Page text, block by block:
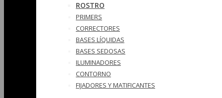
ROSTRO
PRIMERS
CORRECTORES
BASES LÍQUIDAS
BASES SEDOSAS
ILUMINADORES
CONTORNO
FIJADORES Y MATIFICANTES